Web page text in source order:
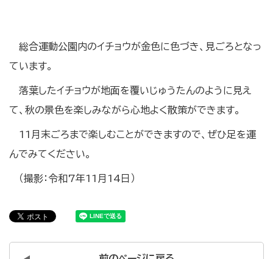
総合運動公園内のイチョウが金色に色づき、見ごろとなっ
ています。
落葉したイチョウが地面を覆いじゅうたんのように見え
て、秋の景色を楽しみながら心地よく散策ができます。
11月末ごろまで楽しむことができますので、ぜひ足を運
んでみてください。
（撮影：令和7年11月14日）